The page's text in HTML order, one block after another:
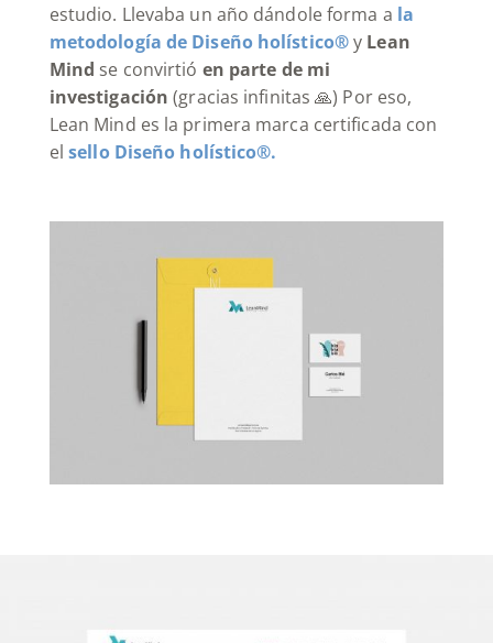
estudio. Llevaba un año dándole forma a la
metodología de Diseño holístico®y Lean
Mind se convirtió en parte de mi
investigación(gracias infinitas 🙏) Por eso,
Lean Mind es la primera marca certificada con
elsello Diseño holístico®.